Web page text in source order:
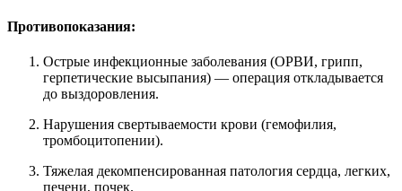
Противопоказания:
Острые инфекционные заболевания (ОРВИ, грипп,
герпетические высыпания) — операция откладывается
до выздоровления.
Нарушения свертываемости крови (гемофилия,
тромбоцитопении).
Тяжелая декомпенсированная патология сердца, легких,
печени, почек.